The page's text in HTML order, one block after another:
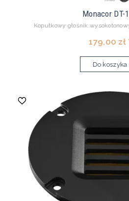
Monacor DT-
Kopułkowy głośnik
179,00 zł
Do koszyka